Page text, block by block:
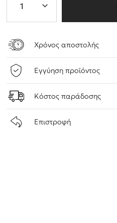
Χρόνος αποστολής
Εγγύηση προϊόντος
Κόστος παράδοσης
Επιστροφή